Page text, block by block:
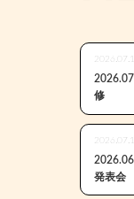
修
発表会